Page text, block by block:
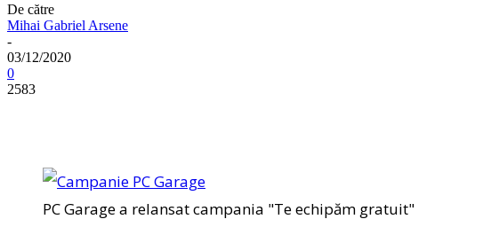
De către
Mihai Gabriel Arsene
-
03/12/2020
0
2583
PC Garage a relansat campania "Te echipăm gratuit"